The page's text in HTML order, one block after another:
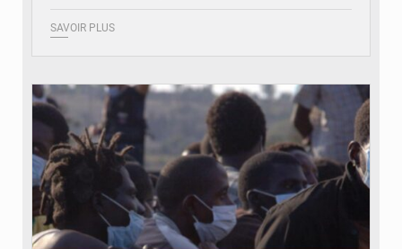
SAVOIR PLUS
© OIM